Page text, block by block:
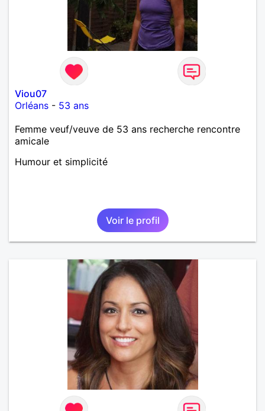
Viou07
Orléans - 53 ans
Femme veuf/veuve de 53 ans recherche rencontre
amicale
Humour et simplicité
Voir le profil